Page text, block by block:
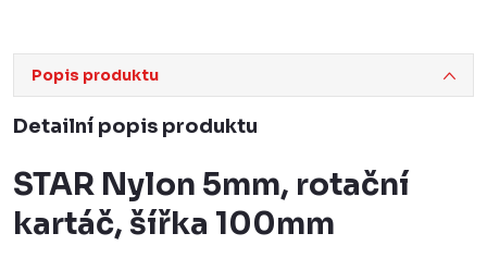
Popis produktu
Detailní popis produktu
STAR Nylon 5mm, rotační
kartáč, šířka 100mm